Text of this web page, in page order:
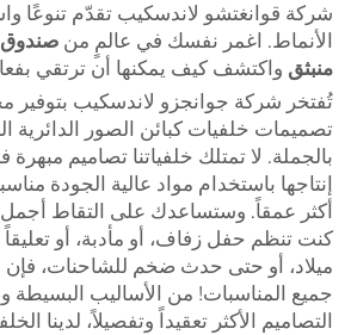
شركة قوانغتشو لاندسكيب تقدّم تنوعًا
الأنماط. اغمر نفسك في عالمٍ من
منبثقواكتشف كيف يمكنها أن ترتقي
تُفتخر شركة جوانجزو لاندسكيب بتوفير
تصميمات خلفيات كبائن الصور الدائرية
بالجملة. لا تمتلك خلفياتنا تصاميم مبهرة
إنتاجها باستخدام مواد عالية الجودة
أكثر عمقاً. وستساعدك على التقاط أجمل
كنت تنظم حفل زفاف، أو مأدبة، أو تعليقاً
ميلاد، أو حتى حدث ضخم للشاحنات، فإن
جميع المناسبات! من الأساليب البسيطة
التصاميم الأكثر تعقيداً وتفصيلاً، لدينا